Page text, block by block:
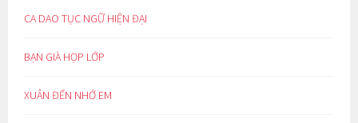
CA DAO TỤC NGỮ HIỆN ĐẠI
BẠN GIÀ HỌP LỚP
XUÂN ĐẾN NHỚ EM